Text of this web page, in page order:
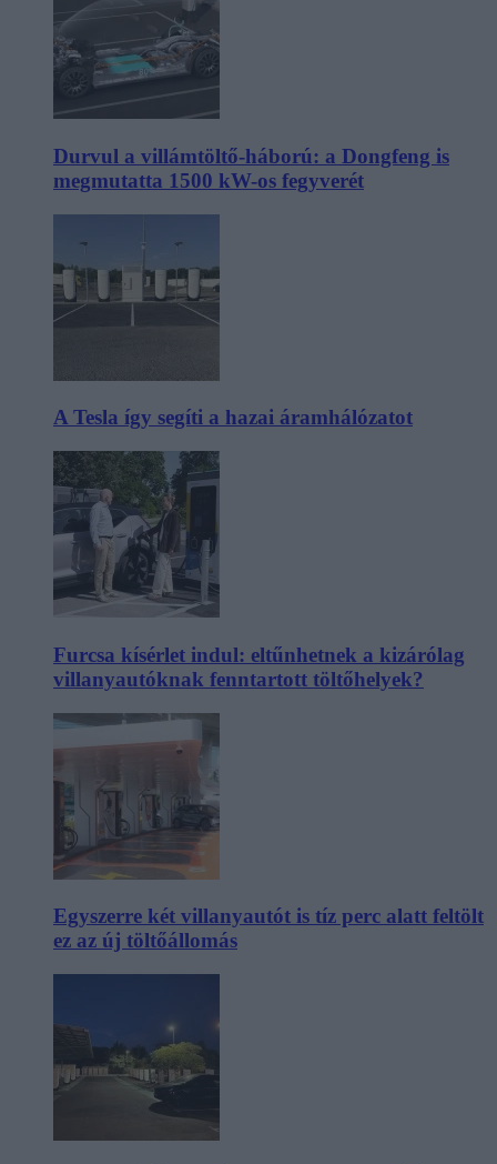
Durvul a villámtöltő-háború: a Dongfeng is
megmutatta 1500 kW-os fegyverét
A Tesla így segíti a hazai áramhálózatot
Furcsa kísérlet indul: eltűnhetnek a kizárólag
villanyautóknak fenntartott töltőhelyek?
Egyszerre két villanyautót is tíz perc alatt feltölt
ez az új töltőállomás